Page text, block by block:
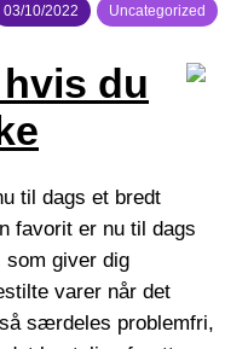
03/10/2022 Uncategorized
du
til dags et bredt
favorit er nu til dags
som giver dig
varer når det
særdeles problemfri,